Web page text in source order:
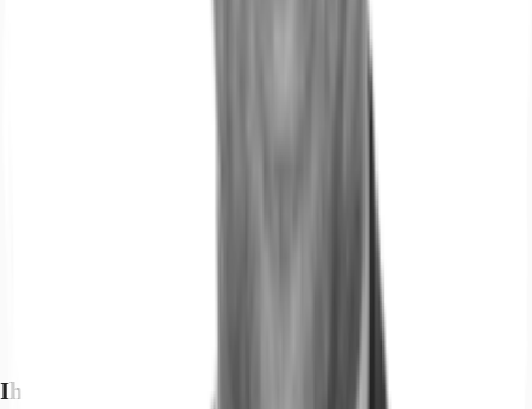
Ihr Kontakt